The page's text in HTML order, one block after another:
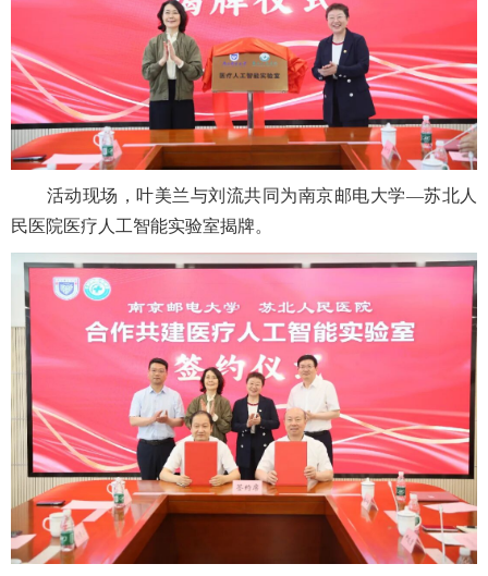
活动现场，叶美兰与刘流共同为南京邮电大学—苏北人
民医院医疗人工智能实验室揭牌。